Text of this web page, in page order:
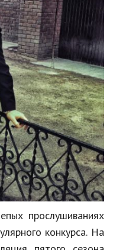
прослушиваниях
конкурса. На